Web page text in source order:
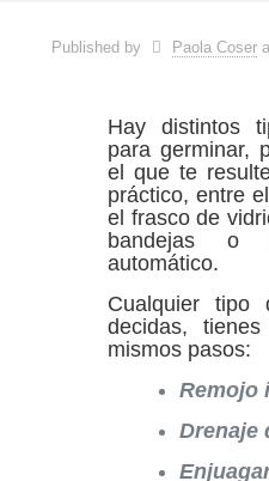
Published by Paola Coser
Hay distintos
para germinar,
el que te
práctico, entre
el frasco de
bandejas o
automático.
Cualquier tipo
decidas,
mismos pasos:
Remojo
Drenaje